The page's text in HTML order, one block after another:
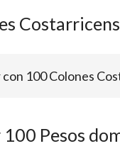
100 Colones
Pesos